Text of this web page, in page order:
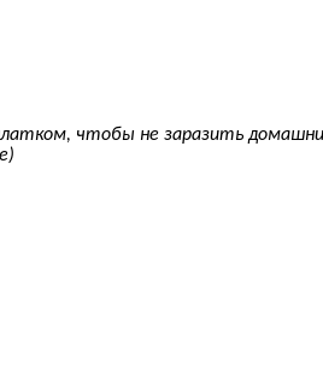
чтобы не заразить